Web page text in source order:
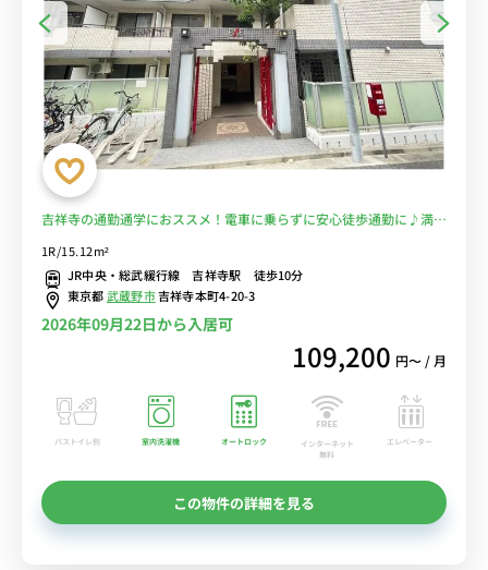
吉祥寺の通勤通学におススメ！電車に乗らずに安心徒歩通勤に♪満員
1R/15.12m²
JR中央・総武緩行線 吉祥寺駅 徒歩10分
東京都武蔵野市吉祥寺本町4-20-3
2026年09月22日から入居可
109,200 円〜 / 月
バストイレ別 室内洗濯機 オートロック
インターネット
無料
エレベーター
この物件の詳細を見る